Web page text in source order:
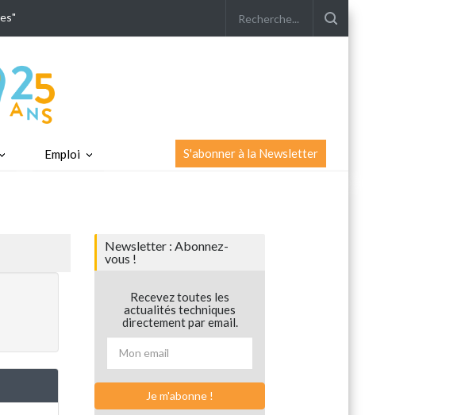
Emploi S'abonner à la Newsletter
Newsletter : Abonnez-
vous !
Recevez toutes les
actualités techniques
directement par email.
Je m'abonne !